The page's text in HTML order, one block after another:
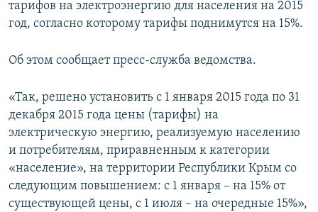
тарифов на электроэнергию для населения на 2015
год, согласно которому тарифы поднимутся на 15%.
Об этом сообщает пресс-служба ведомства.
«Так, решено установить с 1 января 2015 года по 31
декабря 2015 года цены (тарифы) на
электрическую энергию, реализуемую населению
и потребителям, приравненным к категории
«население», на территории Республики Крым со
следующим повышением: с 1 января – на 15% от
существующей цены, с 1 июля – на очередные 15%»,